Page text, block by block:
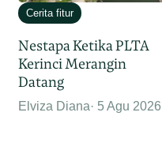
Cerita fitur
Nestapa Ketika PLTA
Kerinci Merangin
Datang
Elviza Diana 5 Agu 2026